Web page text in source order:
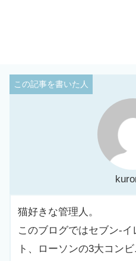
猫好きな管理人。
このブログではセブン-
ト、ローソンの3大コン